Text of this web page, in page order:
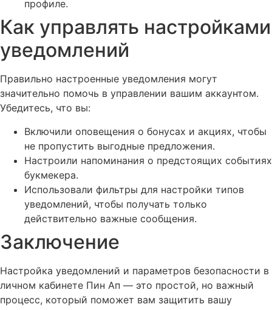
профиле.
Как управлять настройками
уведомлений
Правильно настроенные уведомления могут
значительно помочь в управлении вашим аккаунтом.
Убедитесь, что вы:
Включили оповещения о бонусах и акциях, чтобы
не пропустить выгодные предложения.
Настроили напоминания о предстоящих событиях
букмекера.
Использовали фильтры для настройки типов
уведомлений, чтобы получать только
действительно важные сообщения.
Заключение
Настройка уведомлений и параметров безопасности в
личном кабинете Пин Ап — это простой, но важный
процесс, который поможет вам защитить вашу